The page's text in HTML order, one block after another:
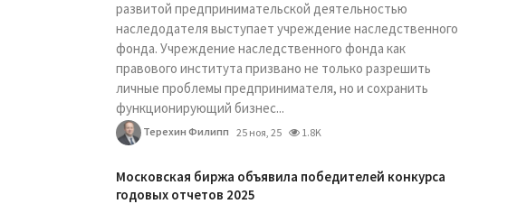
развитой предпринимательской деятельностью
наследодателя выступает учреждение наследственного
фонда. Учреждение наследственного фонда как
правового института призвано не только разрешить
личные проблемы предпринимателя, но и сохранить
функционирующий бизнес...
Терехин Филипп 25 ноя, 25 1.8K
Московская биржа объявила победителей конкурса
годовых отчетов 2025